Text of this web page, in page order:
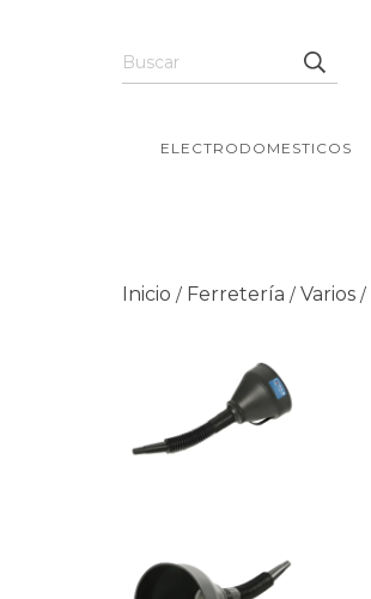
ELECTRODOMESTICOS
Inicio / Ferretería / Varios /